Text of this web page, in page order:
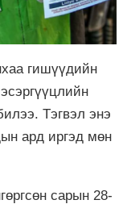
гишүүдийн
Тэгвэл энэ
ард иргэд мөн
сарын 28-